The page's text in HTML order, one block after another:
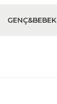
GENÇ&BEBEK